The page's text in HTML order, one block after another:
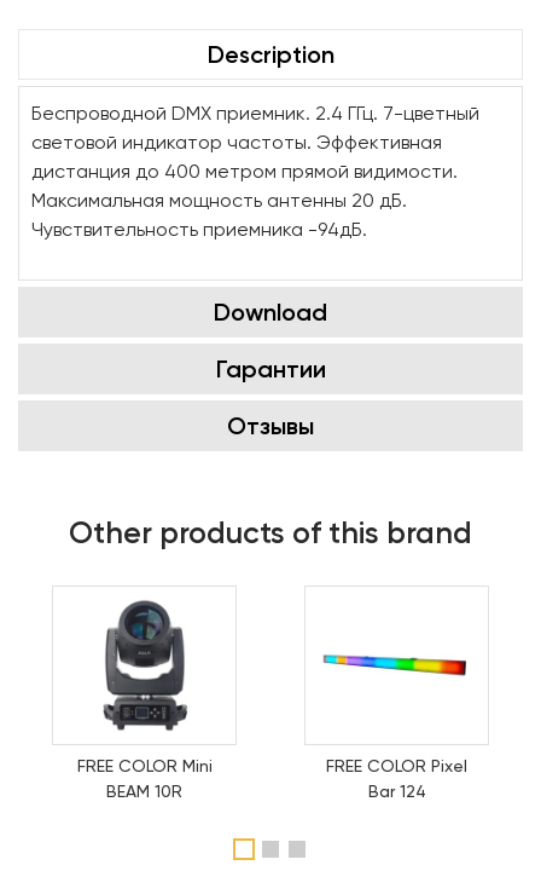
Description
Беспроводной DMX приемник. 2.4 ГГц. 7-цветный
световой индикатор частоты. Эффективная
дистанция до 400 метром прямой видимости.
Максимальная мощность антенны 20 дБ.
Чувствительность приемника -94дБ.
Download
Гарантии
Отзывы
Other products of this brand
FREE COLOR Mini
BEAM 10R
FREE COLOR Pixel
Bar 124